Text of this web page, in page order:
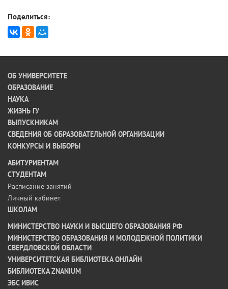
Поделиться:
ОБ УНИВЕРСИТЕТЕ
ОБРАЗОВАНИЕ
НАУКА
ЖИЗНЬ ГУ
ВЫПУСКНИКАМ
СВЕДЕНИЯ ОБ ОБРАЗОВАТЕЛЬНОЙ ОРГАНИЗАЦИИ
КОНКУРСЫ И ВЫБОРЫ
АБИТУРИЕНТАМ
СТУДЕНТАМ
Расписание занятий
Личный кабинет
ШКОЛАМ
МИНИСТЕРСТВО НАУКИ И ВЫСШЕГО ОБРАЗОВАНИЯ РФ
МИНИСТЕРСТВО ОБРАЗОВАНИЯ И МОЛОДЕЖНОЙ ПОЛИТИКИ
СВЕРДЛОВСКОЙ ОБЛАСТИ
УНИВЕРСИТЕТСКАЯ БИБЛИОТЕКА ОНЛАЙН
БИБЛИОТЕКА ZNANIUM
ЭБС ИВИС